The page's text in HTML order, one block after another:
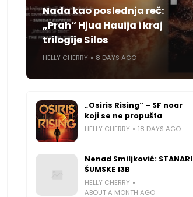
Nada kao poslednja reč:
„Prah“ Hjua Hauija i kraj
trilogije Silos
HELLY CHERRY 8 DAYS AGO
„Osiris Rising“ – SF noar
koji se ne propušta
HELLY CHERRY 18 DAYS AGO
Nenad Smiljković: STANARI
ŠUMSKE 13B
HELLY CHERRY
ABOUT A MONTH AGO